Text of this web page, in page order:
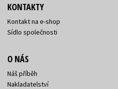
KONTAKTY
Kontakt na e-shop
Sídlo společnosti
O NÁS
Náš příběh
Nakladatelství